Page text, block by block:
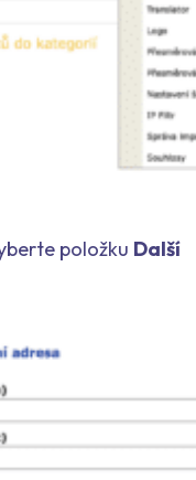
položku Další